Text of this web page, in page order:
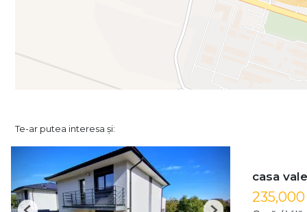
Te-ar putea interesa și:
casa